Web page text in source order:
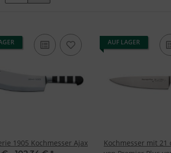
1905 Kochmesser Ajax
AUF LAGER
Kochmesser mit 21